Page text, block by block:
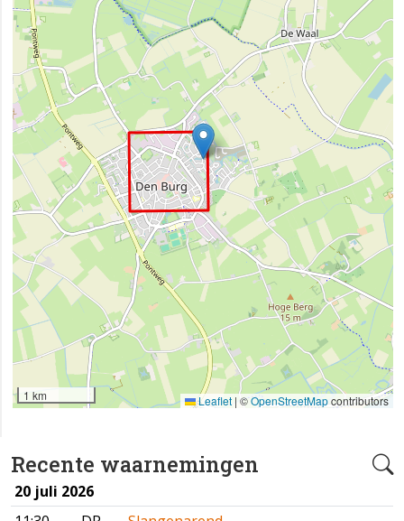
Recente waarnemingen
20 juli 2026
1 km Leaflet | ©OpenStreetMapcontributors